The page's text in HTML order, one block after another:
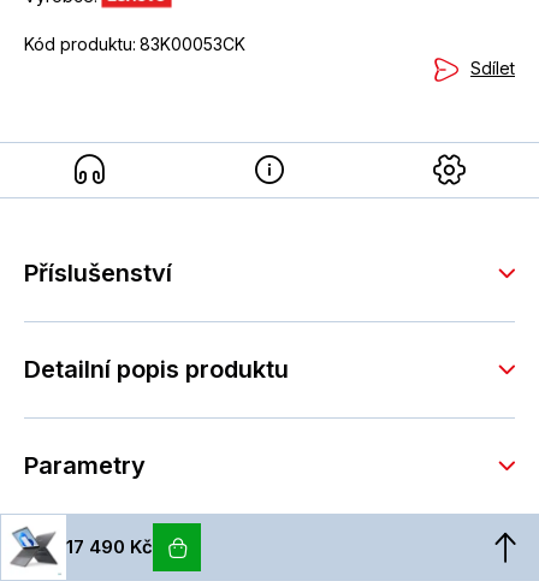
Kód produktu: 83K00053CK
Sdílet
Příslušenství
Detailní popis produktu
Parametry
17 490 Kč